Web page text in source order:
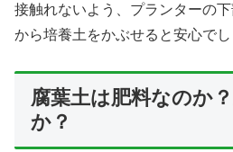
接触れないよう、プランターの
から培養土をかぶせると安心でし
腐葉土は肥料なのか
か？